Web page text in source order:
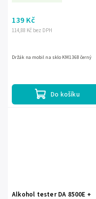
114,88 Kč bez DPH
139 Kč
Do košíku
Držák na mobil na sklo KM1368 černý
Alkohol tester DA 8500E +